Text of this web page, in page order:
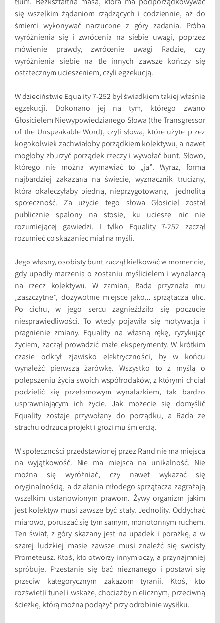
tłum. Bezkształtna masa, która ma podporządkowywać
się wszelkim żądaniom rządzących i codziennie, aż do
śmierci wykonywać narzucone z góry zadania. Próba
wyróżnienia się i zwrócenia na siebie uwagi, poprzez
mówienie prawdy, zwrócenie uwagi Radzie, czy
wyróżnienia siebie na tle innych zawsze kończy się
ostatecznym ucieszeniem, czyli egzekucją.
W dzieciństwie Equality 7-252 był świadkiem takiej właśnie
egzekucji. Dokonano jej na tym, którego zwano
Głosicielem Niewypowiedzianego Słowa (the Transgressor
of the Unspeakable Word), czyli słowa, które użyte przez
kogokolwiek zachwiałoby porządkiem kolektywu, a nawet
mogłoby zburzyć porządek rzeczy i wywołać bunt. Słowo,
którego nie można wymawiać to „ja”. Wyraz, forma
najbardziej zakazana na świecie, wyznacznik trucizny,
która okaleczyłaby biedną, nieprzygotowaną, jednolitą
społeczność. Za użycie tego słowa Głosiciel został
publicznie spalony na stosie, ku uciesze nic nie
rozumiejącej gawiedzi. I tylko Equality 7-252 zaczął
rozumieć co skazaniec miał na myśli.
Jego własny, osobisty bunt zaczął kiełkować w momencie,
gdy upadły marzenia o zostaniu myślicielem i wynalazcą
na rzecz kolektywu. W zamian, Rada przyznała mu
„zaszczytne”, dożywotnie miejsce jako… sprzątacza ulic.
Po cichu, w jego sercu zagnieździło się poczucie
niesprawiedliwości. To wtedy pojawiła się motywacja i
pragnienie zmiany. Equality na własną rękę, ryzykując
życiem, zaczął prowadzić małe eksperymenty. W krótkim
czasie odkrył zjawisko elektryczności, by w końcu
wynaleźć pierwszą żarówkę. Wszystko to z myślą o
polepszeniu życia swoich współrodaków, z którymi chciał
podzielić się przełomowym wynalazkiem, tak bardzo
usprawniającym ich życie. Jak możecie się domyślić
Equality zostaje przywołany do porządku, a Rada ze
strachu odrzuca projekt i grozi mu śmiercią.
W społeczności przedstawionej przez Rand nie ma miejsca
na wyjątkowość. Nie ma miejsca na unikalność. Nie
można się wyróżniać, czy nawet wykazać się
oryginalnością, a działania młodego sprzątacza zagrażają
wszelkim ustanowionym prawom. Żywy organizm jakim
jest kolektyw musi zawsze być stały. Jednolity. Oddychać
miarowo, poruszać się tym samym, monotonnym ruchem.
Ten świat, z góry skazany jest na upadek i porażkę, a w
szarej ludzkiej masie zawsze musi znaleźć się swoisty
Prometeusz. Ktoś, kto otworzy innym oczy, a przynajmniej
spróbuje. Przestanie się bać nieznanego i postawi się
przeciw kategorycznym zakazom tyranii. Ktoś, kto
rozświetli tunel i wskaże, chociażby nielicznym, przeciwną
ścieżkę, którą można podążyć przy odrobinie wysiłku.